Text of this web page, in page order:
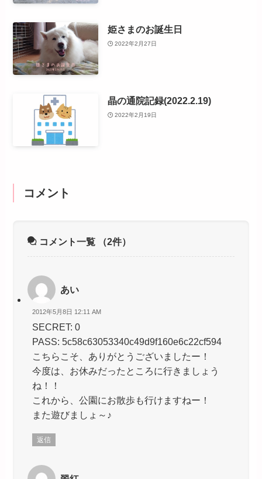
姫さまのお誕生日
2022年2月27日
晶の通院記録(2022.2.19)
2022年2月19日
コメント
コメント一覧 （2件）
あい
2012年5月8日 12:11 AM
SECRET: 0
PASS: 5c58c63053340c49d9f160e6c22cf594
こちらこそ、ありがとうございましたー！
今度は、お休みだったところに行きましょう
ね！！
これから、公園にお散歩も行けますねー！
また遊びましょ～♪
返信